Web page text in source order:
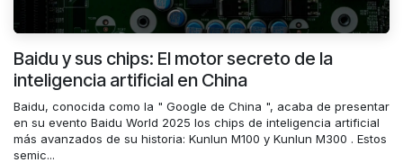
Baidu y sus chips: El motor secreto de la
inteligencia artificial en China
Baidu, conocida como la " Google de China ", acaba de presentar
en su evento Baidu World 2025 los chips de inteligencia artificial
más avanzados de su historia: Kunlun M100 y Kunlun M300 . Estos
semic...